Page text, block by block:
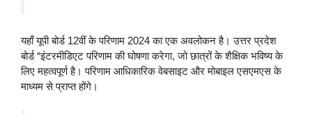
यहाँ यूपी बोर्ड 12वीं के परिणाम 2024 का एक अवलोकन है। उत्तर प्रदेश
बोर्ड “इंटरमीडिएट परिणाम की घोषणा करेगा, जो छात्रों के शैक्षिक भविष्य के
लिए महत्वपूर्ण है। परिणाम आधिकारिक वेबसाइट और मोबाइल एसएमएस के
माध्यम से प्राप्त होंगे।